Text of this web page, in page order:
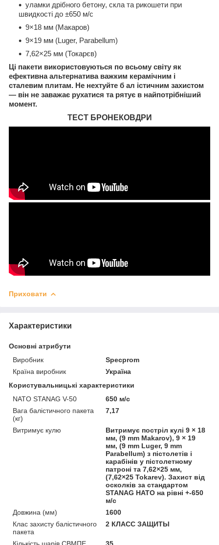
уламки дрібного бетону, скла та рикошети при
швидкості до ±650 м/с
9×18 мм (Макаров)
9×19 мм (Luger, Parabellum)
7,62×25 мм (Токарєв)
Ці пакети використовуються по всьому світу як
ефективна альтернатива важким керамічним і
сталевим плитам. Не нехтуйте б ал істичним захистом
— він не заважає рухатися та рятує в найпотрібніший
момент.
ТЕСТ БРОНЕКОВДРИ
Приховати
Характеристики
Основні атрибути
Виробник
Specprom
Країна виробник
Україна
Користувальницькі характеристики
NATO STANAG V-50
650 м/с
Вага балістичного пакета
(кг)
7,17
Витримує кулю
Витримує постріл кулі 9 × 18
мм, (9 mm Makarov), 9 × 19
мм, (9 mm Luger, 9 mm
Parabellum) з пістолетів і
карабінів у пістолетному
патроні та 7,62×25 мм,
(7,62×25 Tokarev). Захист від
осколків за стандартом
STANAG НАТО на рівні +-650
м/с
Довжина (мм)
1600
Клас захисту балістичного
пакета
2 КЛАСС ЗАЩИТЫ
Кількість шарів СВМПЕ 35